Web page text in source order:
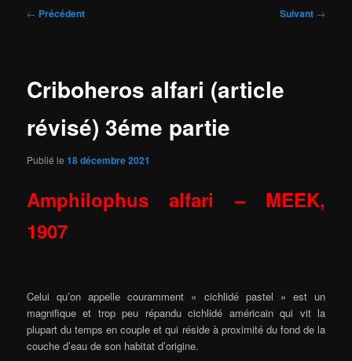
Navigation
← Précédent Suivant →
Criboheros alfari (article
révisé) 3éme partie
Publié le18 décembre 2021
Amphilophus alfari – MEEK,
1907
Celui qu’on appelle couramment « cichlidé pastel » est un
magnifique et trop peu répandu cichlidé américain qui vit la
plupart du temps en couple et qui réside à proximité du fond de la
couche d’eau de son habitat d’origine.